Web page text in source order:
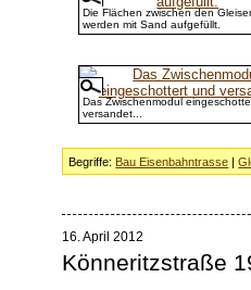
Die Flächen zwischen den
werden mit Sand aufgefüllt.
Das Zwischenmodul
versandet...
Begriffe: Bau Eisenbahntrasse |
16. April 2012
Könneritzstraße